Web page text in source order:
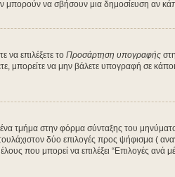
μπορούν να σβήσουν μια δημοσίευση αν
να επιλέξετε το Προσάρτηση υπογραφής
μπορείτε να μην βάλετε υπογραφή σε
τμήμα στην φόρμα σύνταξης του
δύο επιλογές προς ψήφισμα (
που μπορεί να επιλέξει “Επιλογές